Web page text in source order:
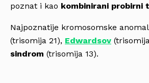
poznat i kao kombinirani probirni
Najpoznatije kromosomske
(trisomija 21), Edwardsov
sindrom (trisomija 13).